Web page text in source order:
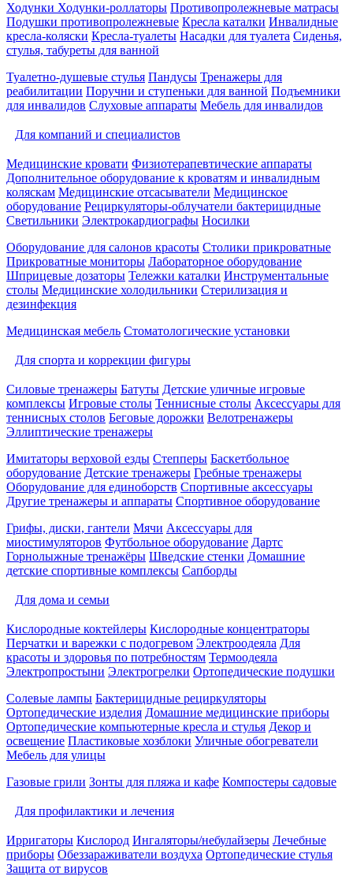
Ходунки Ходунки-роллаторы Противопролежневые матрасы
Подушки противопролежневые Кресла каталки Инвалидные
кресла-коляски Кресла-туалеты Насадки для туалета Сиденья,
стулья, табуреты для ванной
Туалетно-душевые стулья Пандусы Тренажеры для
реабилитации Поручни и ступеньки для ванной Подъемники
для инвалидов Слуховые аппараты Мебель для инвалидов
Для компаний и специалистов
Медицинские кровати Физиотерапевтические аппараты
Дополнительное оборудование к кроватям и инвалидным
коляскам Медицинские отсасыватели Медицинское
оборудование Рециркуляторы-облучатели бактерицидные
Светильники Электрокардиографы Носилки
Оборудование для салонов красоты Столики прикроватные
Прикроватные мониторы Лабораторное оборудование
Шприцевые дозаторы Тележки каталки Инструментальные
столы Медицинские холодильники Стерилизация и
дезинфекция
Медицинская мебель Стоматологические установки
Для спорта и коррекции фигуры
Силовые тренажеры Батуты Детские уличные игровые
комплексы Игровые столы Теннисные столы Аксессуары для
теннисных столов Беговые дорожки Велотренажеры
Эллиптические тренажеры
Имитаторы верховой езды Степперы Баскетбольное
оборудование Детские тренажеры Гребные тренажеры
Оборудование для единоборств Спортивные аксессуары
Другие тренажеры и аппараты Спортивное оборудование
Грифы, диски, гантели Мячи Аксессуары для
миостимуляторов Футбольное оборудование Дартс
Горнолыжные тренажёры Шведские стенки Домашние
детские спортивные комплексы Сапборды
Для дома и семьи
Кислородные коктейлеры Кислородные концентраторы
Перчатки и варежки с подогревом Электроодеяла Для
красоты и здоровья по потребностям Термоодеяла
Электропростыни Электрогрелки Ортопедические подушки
Солевые лампы Бактерицидные рециркуляторы
Ортопедические изделия Домашние медицинские приборы
Ортопедические компьютерные кресла и стулья Декор и
освещение Пластиковые хозблоки Уличные обогреватели
Мебель для улицы
Газовые грили Зонты для пляжа и кафе Компостеры садовые
Для профилактики и лечения
Ирригаторы Кислород Ингаляторы/небулайзеры Лечебные
приборы Обеззараживатели воздуха Ортопедические стулья
Защита от вирусов